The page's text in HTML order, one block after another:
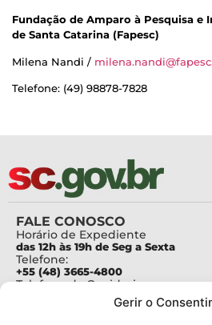
Gerir o
Fundação de Amparo à Pesquisa e
de Santa Catarina (Fapesc)
Milena Nandi /
Telefone: (49) 98878-7828
FALE CONOSCO
Horário de Expediente
das 12h às 19h de Seg a Sexta
Telefone:
+55 (48) 3665-4800
Telefone da Ouvidoria